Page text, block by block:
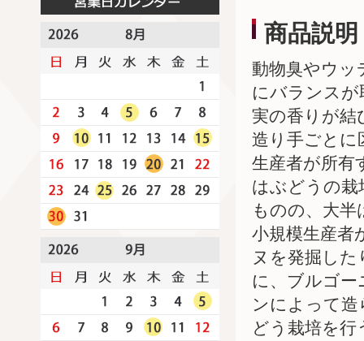
商品説明
動物臭やウッ
にバランス
実の香りが結
造り手ごとに
生産者が所有
はぶどうの栽
ものの、大
小規模生産者
ヌを発掘し
に、ブルゴ
ンによって
どう栽培を